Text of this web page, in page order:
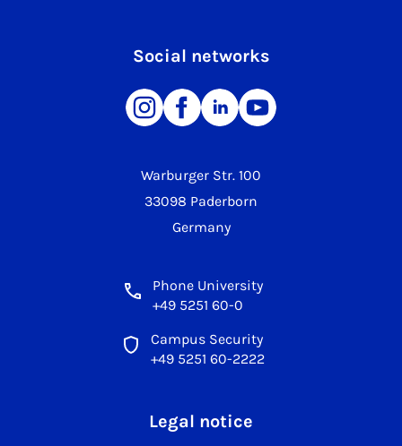
Warburger Str. 100
33098 Paderborn
Germany
Phone University
+49 5251 60-0
Campus Security
+49 5251 60-2222
Social networks
Legal notice